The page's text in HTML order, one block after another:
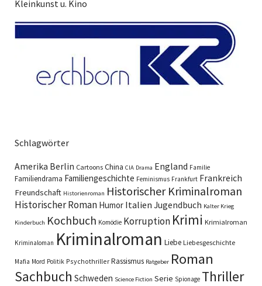
Kleinkunst u. Kino
Schlagwörter
Amerika Berlin Cartoons China CIA Drama England Familie
Familiendrama Familiengeschichte Feminismus Frankfurt Frankreich
Freundschaft Historienroman Historischer Kriminalroman
Historischer Roman Humor Italien Jugendbuch Kalter Krieg
Kinderbuch Kochbuch Komödie Korruption Krimi Krimialroman
Kriminaloman Kriminalroman Liebe Liebesgeschichte
Mafia Mord Politik Psychothriller Rassismus Ratgeber Roman
Sachbuch Schweden Science Fiction Serie Spionage Thriller